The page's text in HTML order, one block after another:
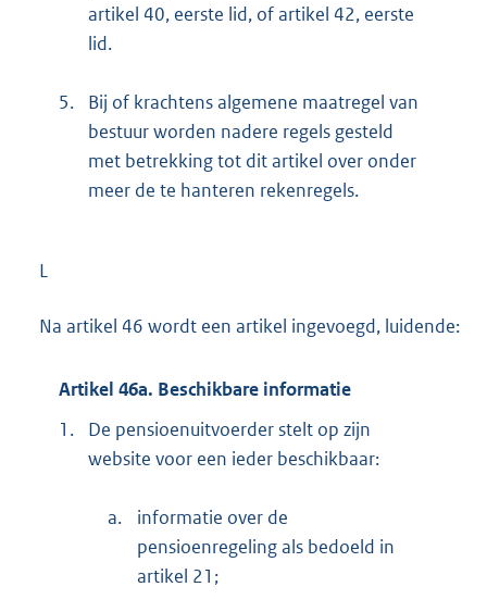
artikel 40, eerste lid, of artikel 42, eerste
lid.
5.
Bij of krachtens algemene maatregel van
bestuur worden nadere regels gesteld
met betrekking tot dit artikel over onder
meer de te hanteren rekenregels.
L
Na artikel 46 wordt een artikel ingevoegd, luidende:
Artikel 46a. Beschikbare informatie
1.
De pensioenuitvoerder stelt op zijn
website voor een ieder beschikbaar:
a.
informatie over de
pensioenregeling als bedoeld in
artikel 21;